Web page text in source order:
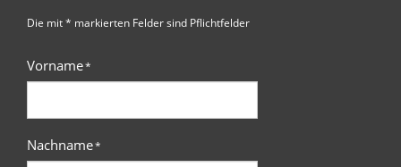
Die mit * markierten Felder sind Pflichtfelder
Vorname*
Nachname*